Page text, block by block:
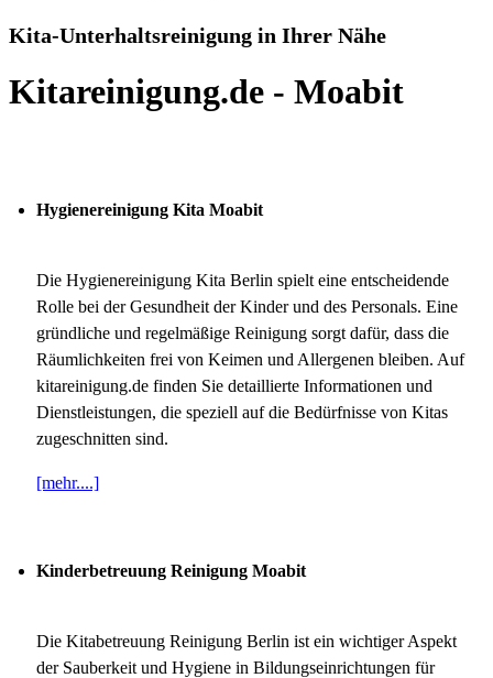
Kita-Unterhaltsreinigung in Ihrer Nähe
Kitareinigung.de - Moabit
Hygienereinigung Kita Moabit
Die Hygienereinigung Kita Berlin spielt eine entscheidende
Rolle bei der Gesundheit der Kinder und des Personals. Eine
gründliche und regelmäßige Reinigung sorgt dafür, dass die
Räumlichkeiten frei von Keimen und Allergenen bleiben. Auf
kitareinigung.de finden Sie detaillierte Informationen und
Dienstleistungen, die speziell auf die Bedürfnisse von Kitas
zugeschnitten sind.
[mehr....]
Kinderbetreuung Reinigung Moabit
Die Kitabetreuung Reinigung Berlin ist ein wichtiger Aspekt
der Sauberkeit und Hygiene in Bildungseinrichtungen für